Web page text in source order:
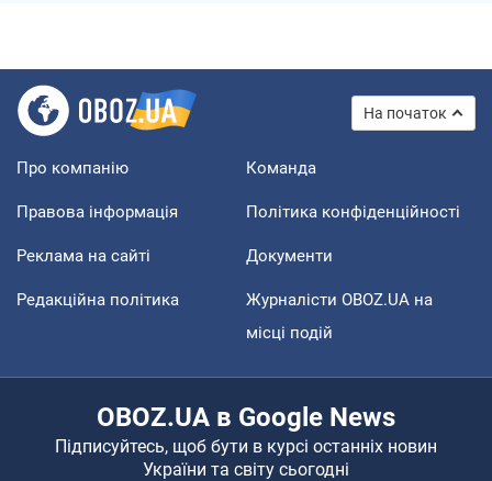
На початок
Про компанію Команда
Правова інформація Політика конфіденційності
Реклама на сайті Документи
Редакційна політика
Журналісти OBOZ.UA на
місці подій
OBOZ.UA в Google News
Підписуйтесь, щоб бути в курсі останніх новин
України та світу сьогодні